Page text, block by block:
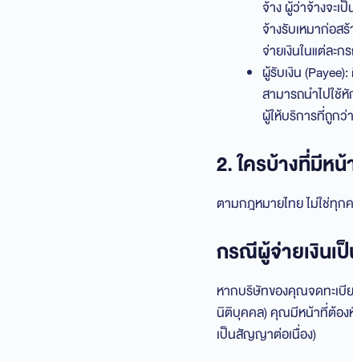
จ้าง ผู้ว่าจ้างจะ
จ้างรับเหมาก่อส
จ่ายเงินในแต่ละ
ผู้รับเงิน
สามารถนำไปใช้
ผู้ให้บริการที่ถูกว่
2. ใครบ้างที่มีห
ตามกฎหมายไทย ไม่ใช่ทุ
กรณีผู้จ่ายเงินเ
หากบริษัทของคุณจดทะเบี
นิติบุคคล) คุณมีหน้าที่ต้อง
เป็นสัญญาต่อเนื่อง)